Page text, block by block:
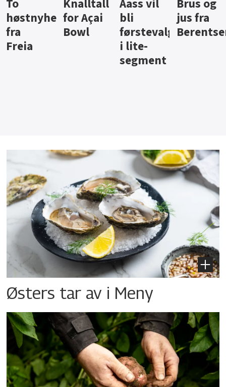
Knalltall
for Açai
Bowl
Aass vil
bli
førstevalg
Brus og
jus fra
Berentsen
Hard
iste fra
Hansa
Østers tar av i Meny